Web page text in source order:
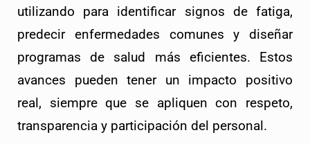
utilizando para identificar signos de fatiga,
predecir enfermedades comunes y diseñar
programas de salud más eficientes. Estos
avances pueden tener un impacto positivo
real, siempre que se apliquen con respeto,
transparencia y participación del personal.